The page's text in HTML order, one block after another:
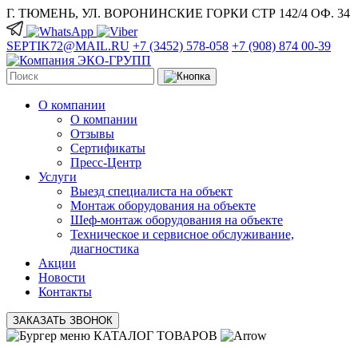
Г. ТЮМЕНЬ, УЛ. ВОРОНИНСКИЕ ГОРКИ СТР 142/4 ОФ. 34
SEPTIK72@MAIL.RU +7 (3452) 578-058 +7 (908) 874 00-39
О компании
О компании
Отзывы
Сертификаты
Пресс-Центр
Услуги
Выезд специалиста на объект
Монтаж оборудования на объекте
Шеф-монтаж оборудования на объекте
Техническое и сервисное обслуживание,
диагностика
Акции
Новости
Контакты
ЗАКАЗАТЬ ЗВОНОК
КАТАЛОГ ТОВАРОВ